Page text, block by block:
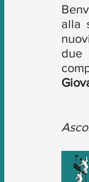
alla